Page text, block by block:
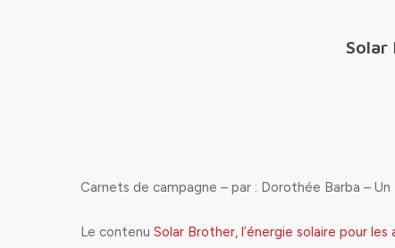
Solar
Carnets de campagne – par : Dorothée Barba –
Le contenu Solar Brother, l’énergie solaire pour